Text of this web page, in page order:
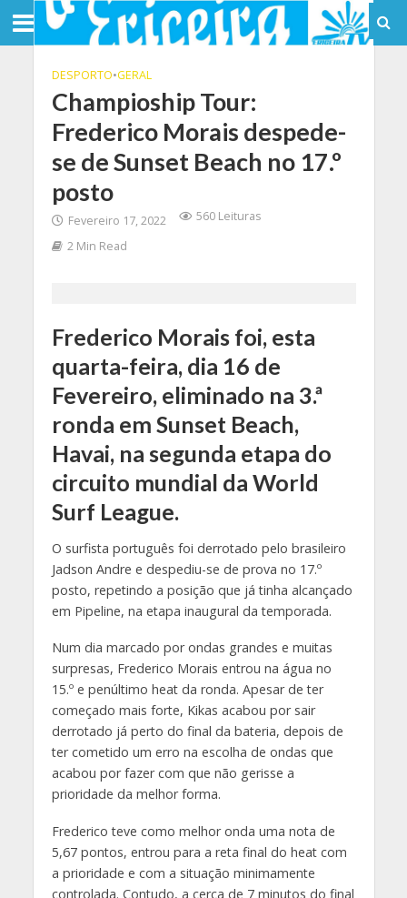
DESPORTO•GERAL
Champioship Tour:
Frederico Morais despede-
se de Sunset Beach no 17.º
posto
Fevereiro 17, 2022
560 Leituras
2 Min Read
Frederico Morais foi, esta
quarta-feira, dia 16 de
Fevereiro, eliminado na 3.ª
ronda em Sunset Beach,
Havai, na segunda etapa do
circuito mundial da World
Surf League.
O surfista português foi derrotado pelo brasileiro
Jadson Andre e despediu-se de prova no 17.º
posto, repetindo a posição que já tinha alcançado
em Pipeline, na etapa inaugural da temporada.
Num dia marcado por ondas grandes e muitas
surpresas, Frederico Morais entrou na água no
15.º e penúltimo heat da ronda. Apesar de ter
começado mais forte, Kikas acabou por sair
derrotado já perto do final da bateria, depois de
ter cometido um erro na escolha de ondas que
acabou por fazer com que não gerisse a
prioridade da melhor forma.
Frederico teve como melhor onda uma nota de
5,67 pontos, entrou para a reta final do heat com
a prioridade e com a situação minimamente
controlada. Contudo, a cerca de 7 minutos do final